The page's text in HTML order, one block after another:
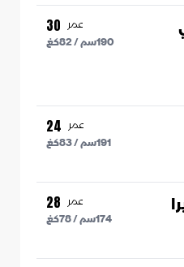
عمر 30
190سم /82كغ
عمر 24
191سم /83كغ
عمر 28
174سم /78كغ